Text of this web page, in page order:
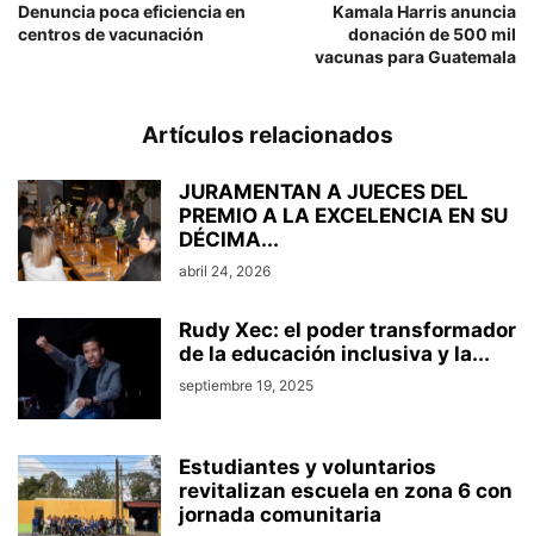
Denuncia poca eficiencia en
centros de vacunación
Kamala Harris anuncia
donación de 500 mil
vacunas para Guatemala
Artículos relacionados
JURAMENTAN A JUECES DEL
PREMIO A LA EXCELENCIA EN SU
DÉCIMA...
abril 24, 2026
Rudy Xec: el poder transformador
de la educación inclusiva y la...
septiembre 19, 2025
Estudiantes y voluntarios
revitalizan escuela en zona 6 con
jornada comunitaria